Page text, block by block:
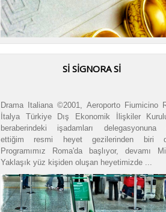
SI SIGNORA SI
Drama Italiana ©2001, Aeroporto Fiumicino
İtalya Türkiye Dış Ekonomik İlişkiler
beraberindeki işadamları delegasyonuna
ettiğim resmi heyet gezilerinden biri
Programımız Roma'da başlıyor, devamı
Yaklaşık yüz kişiden oluşan heyetimizde ...